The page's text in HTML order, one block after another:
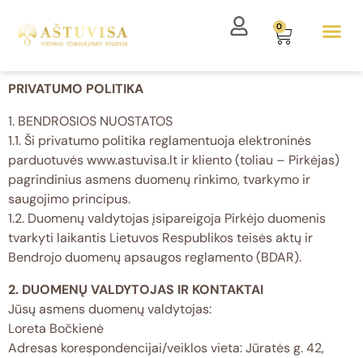
0
PRIVATUMO POLITIKA
1. BENDROSIOS NUOSTATOS
1.1. Ši privatumo politika reglamentuoja elektroninės
parduotuvės www.astuvisa.lt ir kliento (toliau – Pirkėjas)
pagrindinius asmens duomenų rinkimo, tvarkymo ir
saugojimo principus.
1.2. Duomenų valdytojas įsipareigoja Pirkėjo duomenis
tvarkyti laikantis Lietuvos Respublikos teisės aktų ir
Bendrojo duomenų apsaugos reglamento (BDAR).
2. DUOMENŲ VALDYTOJAS IR KONTAKTAI
Jūsų asmens duomenų valdytojas:
Loreta Bočkienė
Adresas korespondencijai/veiklos vieta: Jūratės g. 42,